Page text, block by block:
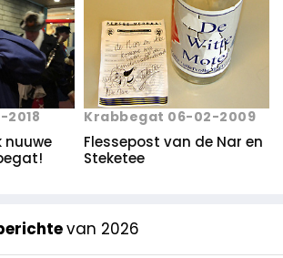
2018
nuuwe
Krabbegat 06-02-2009
Flessepost van de Nar en
Steketee
van 2026